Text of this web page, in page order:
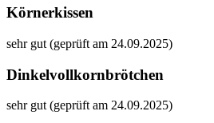
Körnerkissen
sehr gut (geprüft am 24.09.2025)
Dinkelvollkornbrötchen
sehr gut (geprüft am 24.09.2025)